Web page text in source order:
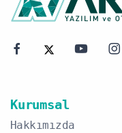
Kurumsal
Hakkımızda